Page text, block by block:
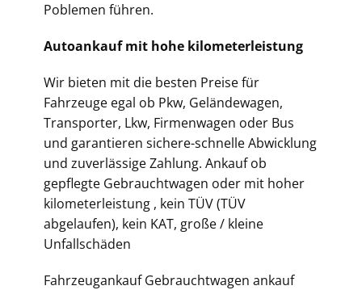
Poblemen führen.
Autoankauf mit hohe kilometerleistung
Wir bieten mit die besten Preise für
Fahrzeuge egal ob Pkw, Geländewagen,
Transporter, Lkw, Firmenwagen oder Bus
und garantieren sichere-schnelle Abwicklung
und zuverlässige Zahlung. Ankauf ob
gepflegte Gebrauchtwagen oder mit hoher
kilometerleistung , kein TÜV (TÜV
abgelaufen), kein KAT, große / kleine
Unfallschäden
Fahrzeugankauf Gebrauchtwagen ankauf